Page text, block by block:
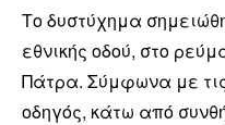
Το δυστύχημα
εθνικής οδού, στο
Πάτρα. Σύμφωνα με
οδηγός, κάτω από